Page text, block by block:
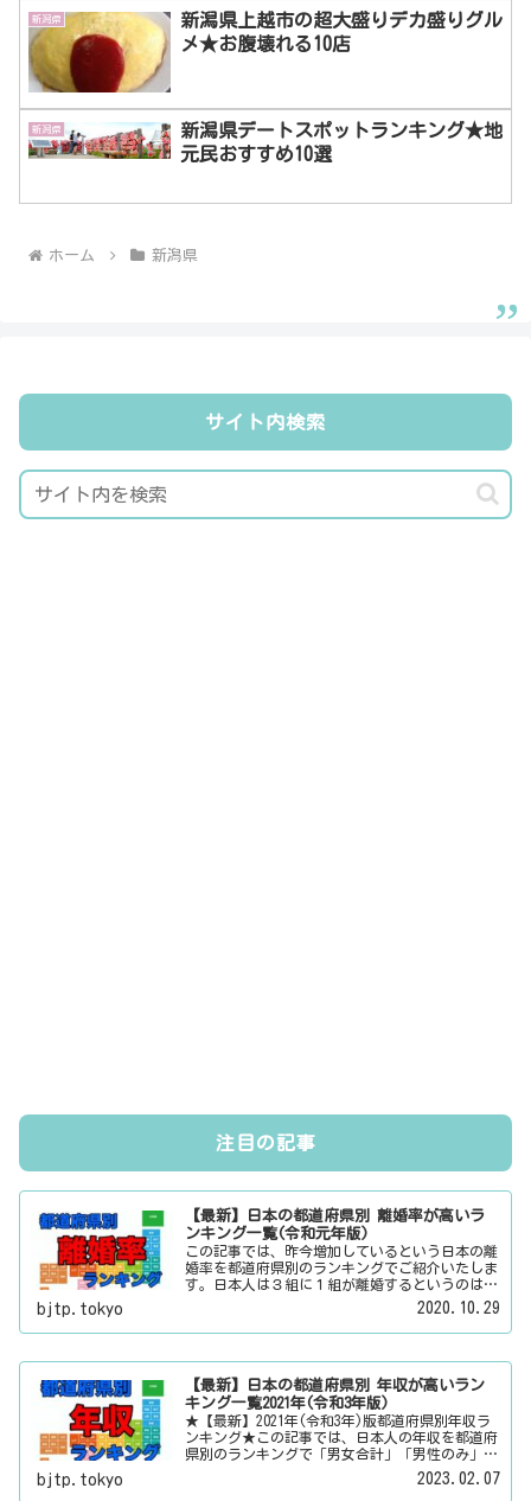
新潟県
新潟県上越市の超大盛りデカ盛りグル
メ★お腹壊れる10店
新潟県
新潟県デートスポットランキング★地
元民おすすめ10選
ホーム 新潟県
サイト内検索
注目の記事
【最新】日本の都道府県別 離婚率が高いラ
ンキング一覧(令和元年版)
この記事では、昨今増加しているという日本の離
婚率を都道府県別のランキングでご紹介いたしま
す。日本人は３組に１組が離婚するというのは本
当なのかその真偽は？その他にも、大日本観光新
聞では、方言・お土産・名物・観光スポット・デ
ートスポット・パワースポット・心霊スポットな
しています。
bjtp.tokyo 2020.10.29
【最新】日本の都道府県別 年収が高いラン
キング一覧2021年(令和3年版)
★【最新】2021年(令和3年)版都道府県別年収ラ
ンキング★この記事では、日本人の年収を都道府
県別のランキングで「男女合計」「男性のみ」
「女性のみ」の３パターンでご紹介いたします。
また、月給と賞与（ボーナス）、平均年齢と平均
bjtp.tokyo 2023.02.07